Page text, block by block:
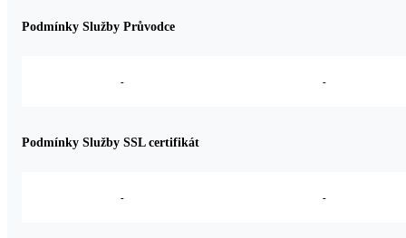
Podmínky Služby Průvodce
- -
Podmínky Služby SSL certifikát
- -